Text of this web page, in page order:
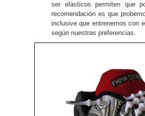
ser elásticos permiten que
recomendación es que
inclusive que entrenemos con
según nuestras preferencias.